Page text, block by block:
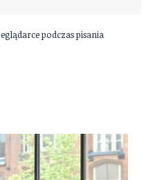
podczas pisania